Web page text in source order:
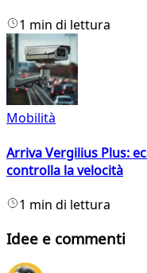
1 min di lettura
Mobilità
Arriva Vergilius Plus:
controlla la velocità
1 min di lettura
Idee e commenti